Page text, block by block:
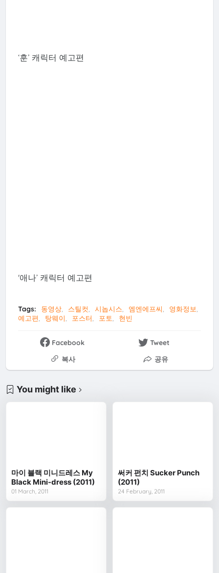
‘훈’ 캐릭터 예고편
'애나’ 캐릭터 예고편
Tags: 동영상 스틸컷 시놉시스 엠엔에프씨
영화정보
예고편
탕웨이 포스터 포토 현빈
Facebook
Tweet
복사
공유
You might like
마이 블랙 미니드레스 My
Black Mini-dress (2011)
01 March, 2011
써커 펀치 Sucker Punch
(2011)
24 February, 2011